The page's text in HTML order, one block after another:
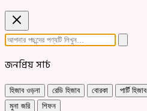
জনপ্রিয় সার্চ
হিজাব ওড়না রেডি হিজাব বোরকা পার্টি হিজাব
মুনা জরি
শিফন